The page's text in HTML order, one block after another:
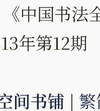
《中国书
年第12期
间书铺 |